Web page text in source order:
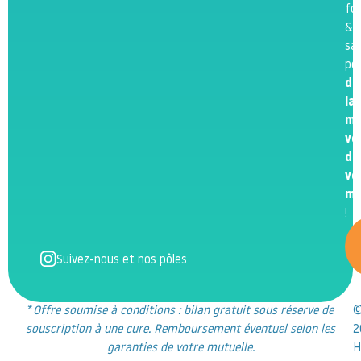
Suivez-nous et nos pôles
&
la
de
!
*Offre soumise à conditions : bilan gratuit sous réserve de
souscription à une cure. Remboursement éventuel selon les
garanties de votre mutuelle.